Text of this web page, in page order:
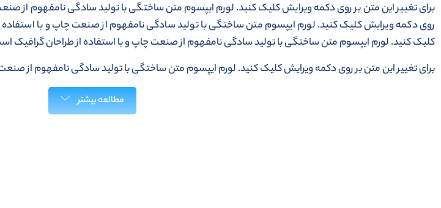
برای تغییر این متن بر روی دکمه ویرایش کلیک کنید. لورم ایپسوم متن ساختگی با تولید سادگی نامفهوم از
روی دکمه ویرایش کلیک کنید. لورم ایپسوم متن ساختگی با تولید سادگی نامفهوم از صنعت چاپ و با استفاده
کلیک کنید. لورم ایپسوم متن ساختگی با تولید سادگی نامفهوم از صنعت چاپ و با استفاده از طراحان گرافیک
برای تغییر این متن بر روی دکمه ویرایش کلیک کنید. لورم ایپسوم متن ساختگی با تولید سادگی نامفهوم از
مطالعه بیشتر